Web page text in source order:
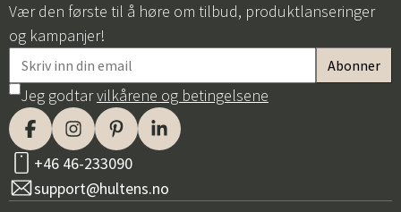
Vær den første til å høre om tilbud, produktlanseringer
og kampanjer!
Jeg godtarvilkårene og betingelsene
+46 46-233090
support@hultens.no